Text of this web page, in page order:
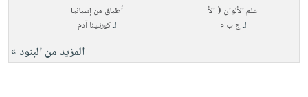
علم الألوان ( الأ
لـج ب م
أطباق من إسبانيا
لـكورنلينا آدم
المزيد من البنود »